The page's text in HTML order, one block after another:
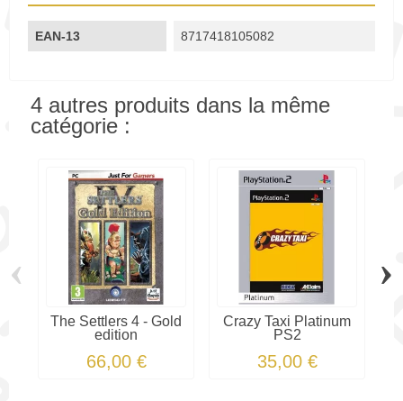
EAN-13 8717418105082
4 autres produits dans la même
catégorie :
The Settlers 4 - Gold
edition
66,00 €
Crazy Taxi Platinum
PS2
35,00 €
‹ ›